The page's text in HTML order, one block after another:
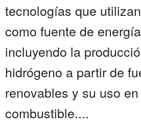
tecnologías que
como fuente de
incluyendo la
hidrógeno a partir de
renovables y su uso
combustible....